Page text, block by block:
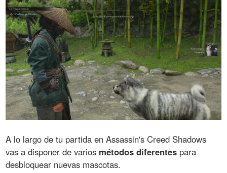
A lo largo de tu partida en Assassin's Creed Shadows
vas a disponer de varios métodos diferentes para
desbloquear nuevas mascotas.